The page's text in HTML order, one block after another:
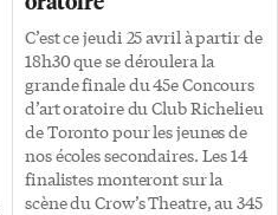
C’est ce jeudi 25 avril à partir de
18h30 que se déroulera la
grande finale du 45e Concours
d’art oratoire du Club Richelieu
de Toronto pour les jeunes de
nos écoles secondaires. Les 14
finalistes monteront sur la
scène du Crow’s Theatre, au 345